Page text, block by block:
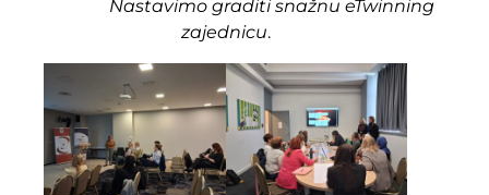
Nastavimo graditi snažnu eTwinning
zajednicu.